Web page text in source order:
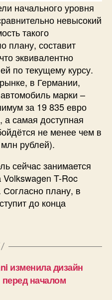
начального уровня
невысокий
такого
плану, составит
эквивалентно
по текущему курсу.
в Германии,
марки –
за 19 835 евро
а самая доступная
не менее чем в
рублей).
сейчас занимается
Volkswagen T-Roc
плану, в
до конца
изменила дизайн
перед началом